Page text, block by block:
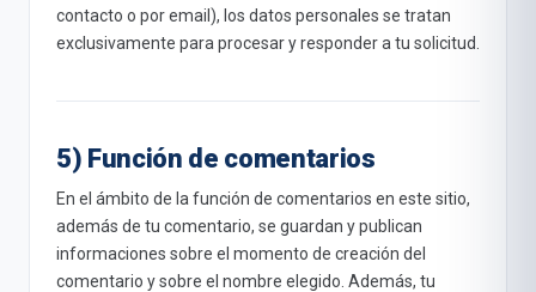
contacto o por email), los datos personales se tratan
exclusivamente para procesar y responder a tu solicitud.
5) Función de comentarios
En el ámbito de la función de comentarios en este sitio,
además de tu comentario, se guardan y publican
informaciones sobre el momento de creación del
comentario y sobre el nombre elegido. Además, tu